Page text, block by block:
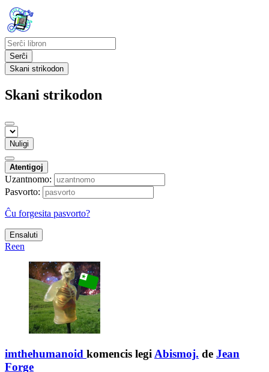
Serĉi
Skani strikodon
Skani strikodon
Nuligi
Atentigoj
Uzantnomo:
Pasvorto:
Ĉu forgesita pasvorto?
Ensaluti
Reen
imthehumanoid komencis legi Abismoj. de Jean
Forge